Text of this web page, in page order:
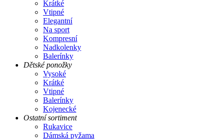
Krátké
Vtipné
Elegantní
Na sport
Kompresní
Nadkolenky
Balerínky
Dětské ponožky
Vysoké
Krátké
Vtipné
Balerínky
Kojenecké
Ostatní sortiment
Rukavice
Dámská pyžama